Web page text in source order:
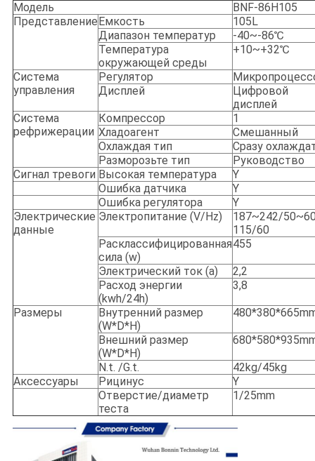
Модель
BNF-86H105
Представление Емкость
105L
Диапазон температур
-40~-86℃
Температура
окружающей среды
+10~+32℃
Система
управления
Регулятор
Дисплей
Цифровой
дисплей
Система
рефрижерации
Компрессор
1
Хладоагент
Смешанный
Охлаждая тип
Сразу
Разморозьте тип
Руководство
Сигнал тревоги Высокая температура
Y
Ошибка датчика
Y
Ошибка регулятора
Y
Электрические
данные
Электропитание (V/Hz)
187~242/
115/60
Расклассифицированная
сила (w)
455
Электрический ток (a)
2,2
Расход энергии
(kwh/24h)
3,8
Размеры
Внутренний размер
(W*D*H)
Внешний размер
(W*D*H)
N.t. /G.t.
42kg/45kg
Аксессуары
Рицинус
Y
Отверстие/диаметр
теста
1/25mm